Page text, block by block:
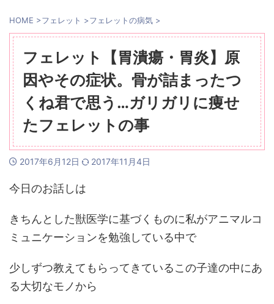
HOME >フェレット >フェレットの病気 >
フェレット【胃潰瘍・胃炎】原
因やその症状。骨が詰まったつ
くね君で思う…ガリガリに痩せ
たフェレットの事
2017年6月12日 2017年11月4日
今日のお話しは
きちんとした獣医学に基づくものに私がアニマルコ
ミュニケーションを勉強している中で
少しずつ教えてもらってきているこの子達の中にあ
る大切なモノから